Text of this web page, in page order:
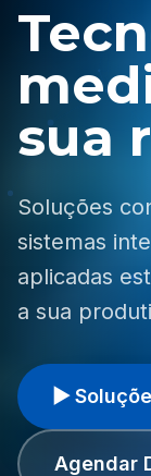
sua
Soluções
sistemas
aplicadas
a sua
▶
Agendar